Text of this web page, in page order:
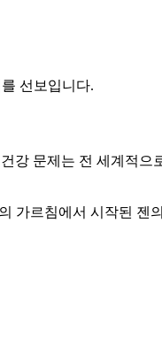
선보입니다.
강 문제는 전 세계적
가르침에서 시작된